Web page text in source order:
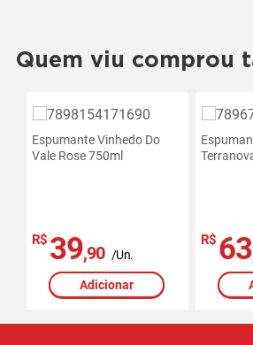
Quem viu comprou
Espumante Vinhedo Do
Vale Rose 750ml
R$ 39,90 /Un.
Adicionar
R$ 63